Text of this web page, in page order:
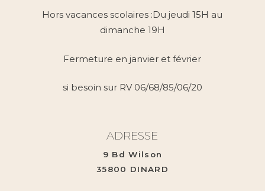
Hors vacances scolaires :Du jeudi 15H au
dimanche 19H
Fermeture en janvier et février
si besoin sur RV 06/68/85/06/20
ADRESSE
9 Bd Wilson
35800 DINARD